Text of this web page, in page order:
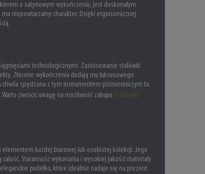
o satynowym wykończeniu, jest doskonałym
niepowtarzalny charakter. Dzięki ergonomicznej
technologicznymi. Zastosowanie stalówki
Złocone wykończenia dodają mu luksusowego
chwila spędzona z tym instrumentem piśmienniczym to
zwrócić uwagę na możliwość zakupu stalówki
elementem każdej biurowej lub osobistej kolekcji. Jego
Staranność wykonania i wysokiej jakości materiały
pudełko, które idealnie nadaje się na prezent